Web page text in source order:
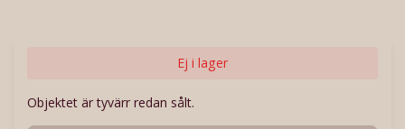
Ej i lager
Objektet är tyvärr redan sålt.